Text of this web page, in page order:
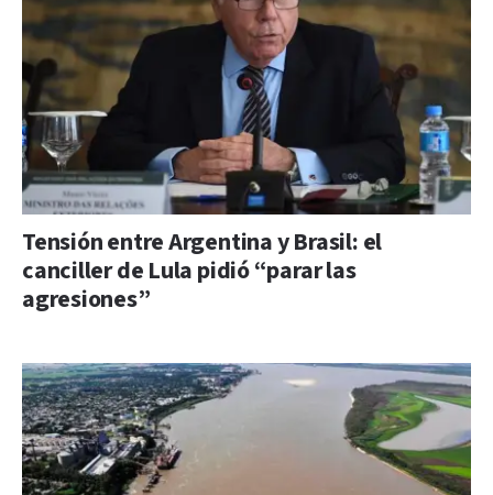
Tensión entre Argentina y Brasil: el
canciller de Lula pidió “parar las
agresiones”